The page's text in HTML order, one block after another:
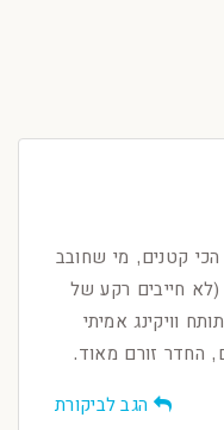
קטנים, מי שחובב
חייבים רקע של
וויקינג אמיתי
החדר זורם מאוד.
הגב לביקורת